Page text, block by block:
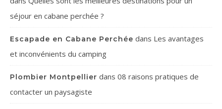
séjour en cabane perchée ?
Escapade en Cabane Perchée dans Les avantages
et inconvénients du camping
Plombier Montpellier dans 08 raisons pratiques de
contacter un paysagiste